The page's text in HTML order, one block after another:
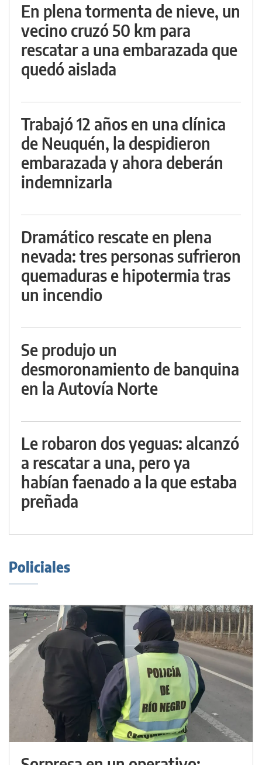
En plena tormenta de nieve, un
vecino cruzó 50 km para
rescatar a una embarazada que
quedó aislada
Trabajó 12 años en una clínica
de Neuquén, la despidieron
embarazada y ahora deberán
indemnizarla
Dramático rescate en plena
nevada: tres personas sufrieron
quemaduras e hipotermia tras
un incendio
Se produjo un
desmoronamiento de banquina
en la Autovía Norte
Le robaron dos yeguas: alcanzó
a rescatar a una, pero ya
habían faenado a la que estaba
preñada
Policiales